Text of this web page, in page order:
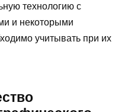
технологию с
и некоторыми
учитывать при их